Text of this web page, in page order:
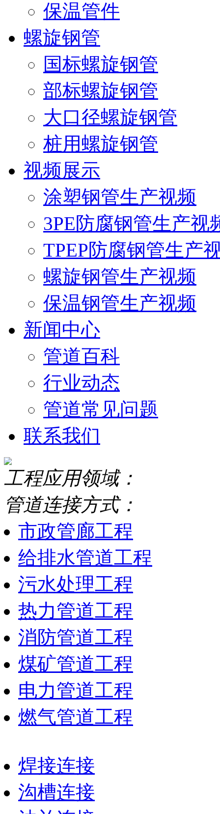
保温管件
螺旋钢管
国标螺旋钢管
部标螺旋钢管
大口径螺旋钢管
桩用螺旋钢管
视频展示
涂塑钢管生产视频
3PE防腐钢管生产视
TPEP防腐钢管生产
螺旋钢管生产视频
保温钢管生产视频
新闻中心
管道百科
行业动态
管道常见问题
联系我们
工程应用领域：
管道连接方式：
市政管廊工程
给排水管道工程
污水处理工程
热力管道工程
消防管道工程
煤矿管道工程
电力管道工程
燃气管道工程
焊接连接
沟槽连接